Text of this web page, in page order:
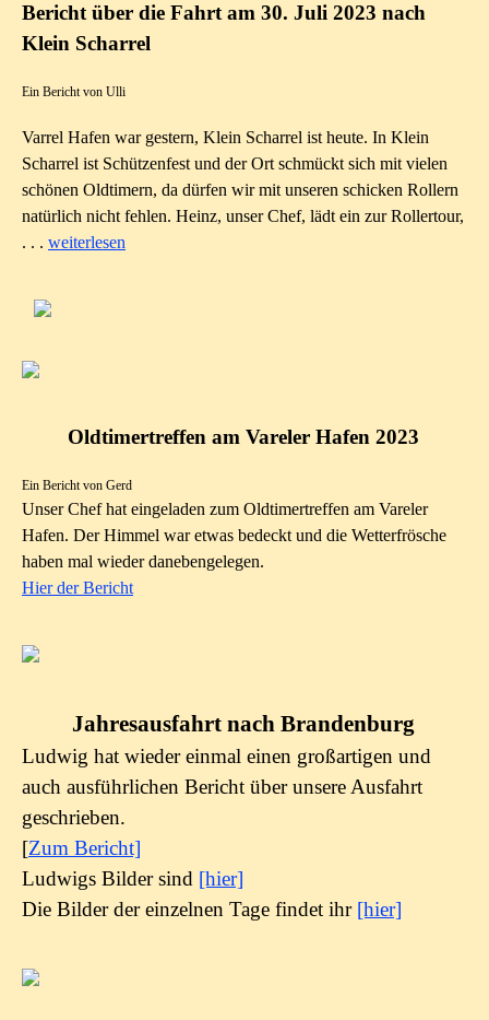
Bericht über die Fahrt am 30. Juli 2023 nach
Klein Scharrel
Ein Bericht von Ulli
Varrel Hafen war gestern, Klein Scharrel ist heute. In Klein
Scharrel ist Schützenfest und der Ort schmückt sich mit vielen
schönen Oldtimern, da dürfen wir mit unseren schicken Rollern
natürlich nicht fehlen. Heinz, unser Chef, lädt ein zur Rollertour,
. . . weiterlesen
Oldtimertreffen am Vareler Hafen 2023
Ein Bericht von Gerd
Unser Chef hat eingeladen zum Oldtimertreffen am Vareler
Hafen. Der Himmel war etwas bedeckt und die Wetterfrösche
haben mal wieder danebengelegen.
Hier der Bericht
Jahresausfahrt nach Brandenburg
Ludwig hat wieder einmal einen großartigen und
auch ausführlichen Bericht über unsere Ausfahrt
geschrieben.
[Zum Bericht]
Ludwigs Bilder sind [hier]
Die Bilder der einzelnen Tage findet ihr [hier]